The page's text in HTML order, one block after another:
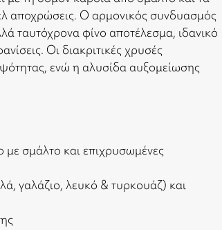
αποχρώσεις. Ο αρμονικός συνδυασμός
ταυτόχρονα φίνο αποτέλεσμα, ιδανικό
Οι διακριτικές χρυσές
ενώ η αλυσίδα αυξομείωσης
με σμάλτο και επιχρυσωμένες
γαλάζιο, λευκό & τυρκουάζ) και